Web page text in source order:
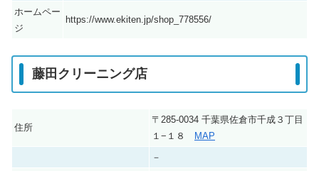
ホームペー
ジ
https://www.ekiten.jp/shop_778556/
藤田クリーニング店
住所
〒285-0034 千葉県佐倉市千成３丁目
１−１８
MAP
－